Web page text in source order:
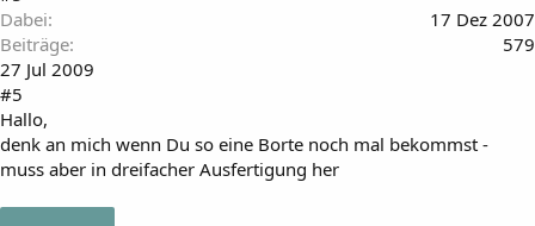
Dabei
17 Dez 2007
Beiträge
579
27 Jul 2009
#5
Hallo,
denk an mich wenn Du so eine Borte noch mal bekommst -
muss aber in dreifacher Ausfertigung her